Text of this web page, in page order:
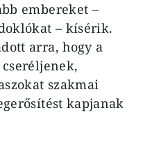
embereket –
– kísérik.
arra, hogy a
szakmai
kapjanak